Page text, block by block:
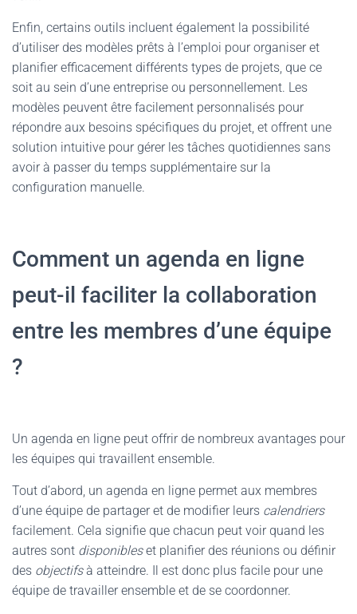
Enfin, certains outils incluent également la possibilité
d’utiliser des modèles prêts à l’emploi pour organiser et
planifier efficacement différents types de projets, que ce
soit au sein d’une entreprise ou personnellement. Les
modèles peuvent être facilement personnalisés pour
répondre aux besoins spécifiques du projet, et offrent une
solution intuitive pour gérer les tâches quotidiennes sans
avoir à passer du temps supplémentaire sur la
configuration manuelle.
Comment un agenda en ligne
peut-il faciliter la collaboration
entre les membres d’une équipe
?
Un agenda en ligne peut offrir de nombreux avantages pour
les équipes qui travaillent ensemble.
Tout d’abord, un agenda en ligne permet aux membres
d’une équipe de partager et de modifier leurs calendriers
facilement. Cela signifie que chacun peut voir quand les
autres sont disponibleset planifier des réunions ou définir
des objectifsà atteindre. Il est donc plus facile pour une
équipe de travailler ensemble et de se coordonner.